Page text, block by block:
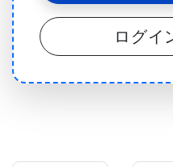
上席著者は、スクリッ
ログイ